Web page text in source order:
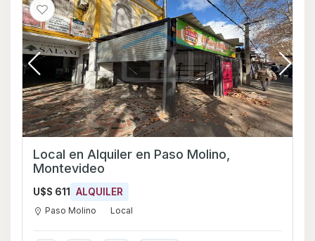
Local en Alquiler en Paso Molino,
Montevideo
U$S 611 ALQUILER
Paso Molino Local